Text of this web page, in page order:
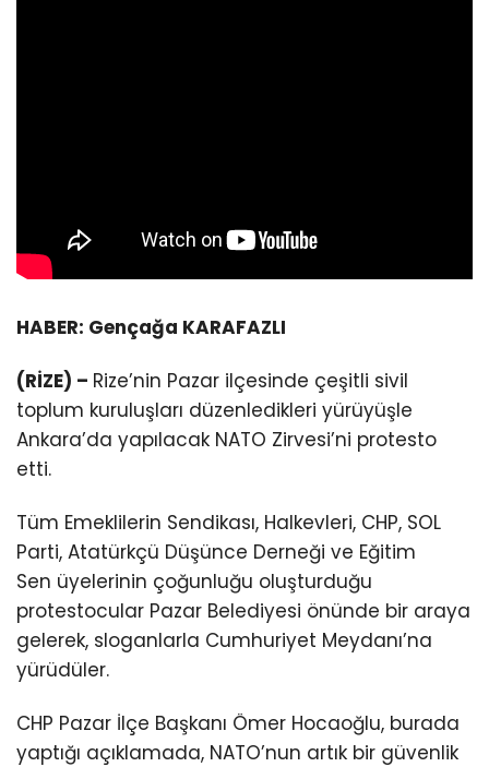
HABER: Gençağa KARAFAZLI
(RİZE) – Rize’nin Pazar ilçesinde çeşitli sivil
toplum kuruluşları düzenledikleri yürüyüşle
Ankara’da yapılacak NATO Zirvesi’ni protesto
etti.
Tüm Emeklilerin Sendikası, Halkevleri, CHP, SOL
Parti, Atatürkçü Düşünce Derneği ve Eğitim
Sen üyelerinin çoğunluğu oluşturduğu
protestocular Pazar Belediyesi önünde bir araya
gelerek, sloganlarla Cumhuriyet Meydanı’na
yürüdüler.
CHP Pazar İlçe Başkanı Ömer Hocaoğlu, burada
yaptığı açıklamada, NATO’nun artık bir güvenlik